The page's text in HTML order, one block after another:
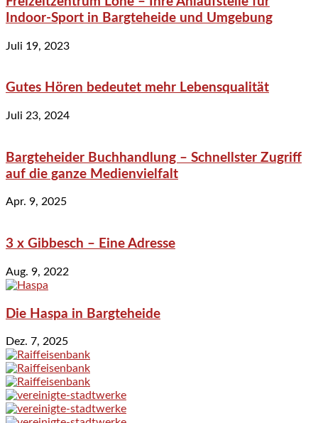
Indoor-Sport in Bargteheide und Umgebung
Juli 19, 2023
Gutes Hören bedeutet mehr Lebensqualität
Juli 23, 2024
Bargteheider Buchhandlung – Schnellster Zugriff
auf die ganze Medienvielfalt
Apr. 9, 2025
3 x Gibbesch – Eine Adresse
Aug. 9, 2022
Die Haspa in Bargteheide
Dez. 7, 2025